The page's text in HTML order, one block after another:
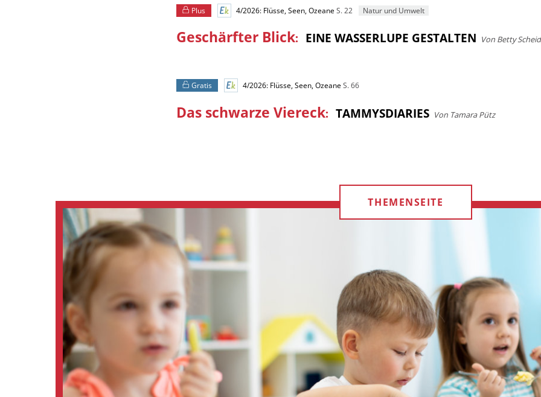
Plus 4/2026: Flüsse, Seen, OzeaneS. 22 Natur und Umwelt
Geschärfter Blick: EINE WASSERLUPE GESTALTEN Von Betty Scheid
Gratis 4/2026: Flüsse, Seen, OzeaneS. 66
Das schwarze Viereck: TAMMYSDIARIES Von Tamara Pütz
THEMENSEITE